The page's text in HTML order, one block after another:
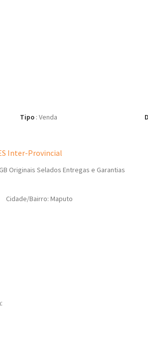
Tipo : Venda
Inter-Provincial
Originais Selados Entregas e Garantias
Bairro: Maputo